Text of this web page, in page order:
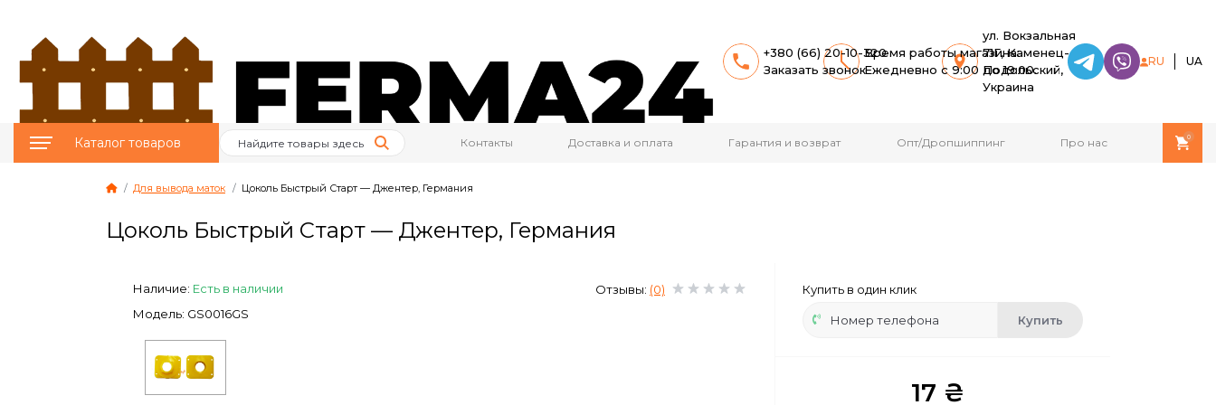
+380 (66) 20-10-320
Заказать звонок
Время работы магазина:
Ежедневно с 9:00 до 19:00.
ул. Вокзальная
71Г, Каменец-
Подольский,
Украина
RU UA
Каталог товаров
Птицеводство
Животноводство
Пчеловодство
Отопительное
оборудование
Контакты Доставка и оплата Гарантия и возврат Опт/Дропшиппинг Про нас 0
Для вывода маток Цоколь Быстрый Старт — Джентер, Германия
Цоколь Быстрый Старт — Джентер, Германия
Наличие: Есть в наличии
Модель: GS0016GS
Отзывы: (0) Купить в один клик
Купить
17 ₴